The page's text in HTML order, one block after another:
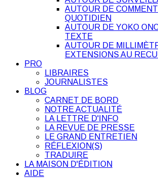
AUTOUR DE
QUOTIDIEN
AUTOUR DE YOKO
TEXTE
AUTOUR DE
EXTENSIONS AU
PRO
LIBRAIRES
JOURNALISTES
BLOG
CARNET DE BORD
NOTRE ACTUALITÉ
LA LETTRE D'INFO
LA REVUE DE PRESSE
LE GRAND ENTRETIEN
RÉFLEXION(S)
TRADUIRE
LA MAISON D'ÉDITION
AIDE